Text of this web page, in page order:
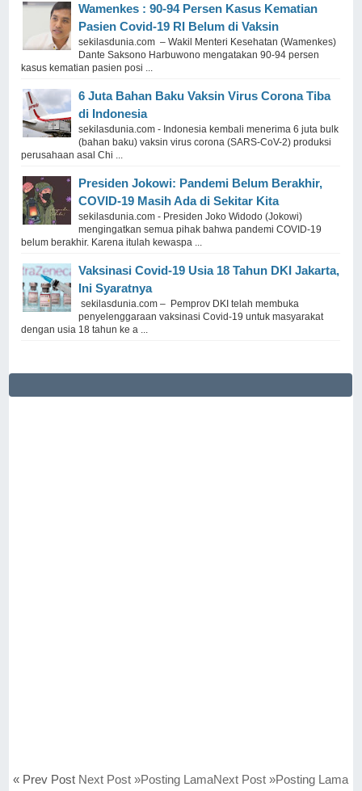
Wamenkes : 90-94 Persen Kasus Kematian
Pasien Covid-19 RI Belum di Vaksin
sekilasdunia.com – Wakil Menteri Kesehatan (Wamenkes)
Dante Saksono Harbuwono mengatakan 90-94 persen
kasus kematian pasien posi ...
6 Juta Bahan Baku Vaksin Virus Corona Tiba
di Indonesia
sekilasdunia.com - Indonesia kembali menerima 6 juta bulk
(bahan baku) vaksin virus corona (SARS-CoV-2) produksi
perusahaan asal Chi ...
Presiden Jokowi: Pandemi Belum Berakhir,
COVID-19 Masih Ada di Sekitar Kita
sekilasdunia.com - Presiden Joko Widodo (Jokowi)
mengingatkan semua pihak bahwa pandemi COVID-19
belum berakhir. Karena itulah kewaspa ...
Vaksinasi Covid-19 Usia 18 Tahun DKI Jakarta,
Ini Syaratnya
sekilasdunia.com – Pemprov DKI telah membuka
penyelenggaraan vaksinasi Covid-19 untuk masyarakat
dengan usia 18 tahun ke a ...
« Prev Post Next Post »Posting LamaNext Post »Posting Lama